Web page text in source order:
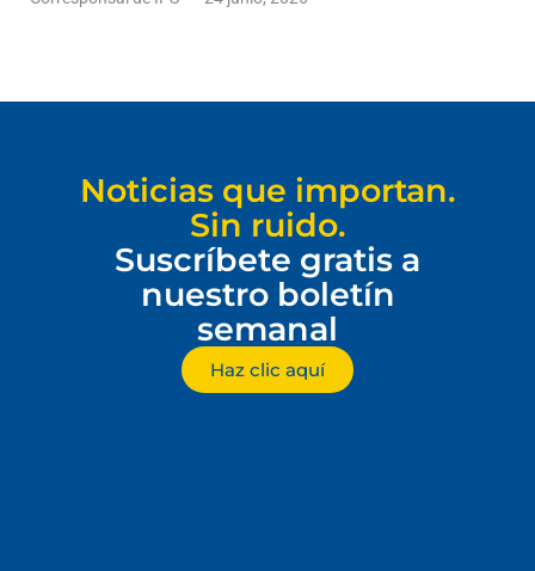
Noticias que importan.
Sin ruido.
Suscríbete gratis a
nuestro boletín
semanal
Haz clic aquí